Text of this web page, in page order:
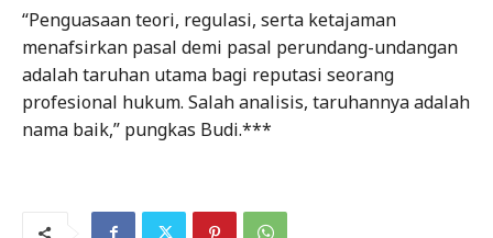
“Penguasaan teori, regulasi, serta ketajaman
menafsirkan pasal demi pasal perundang-undangan
adalah taruhan utama bagi reputasi seorang
profesional hukum. Salah analisis, taruhannya adalah
nama baik,” pungkas Budi.***